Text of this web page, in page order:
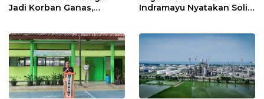
Jadi Korban Ganas,
Indramayu Nyatakan Solid